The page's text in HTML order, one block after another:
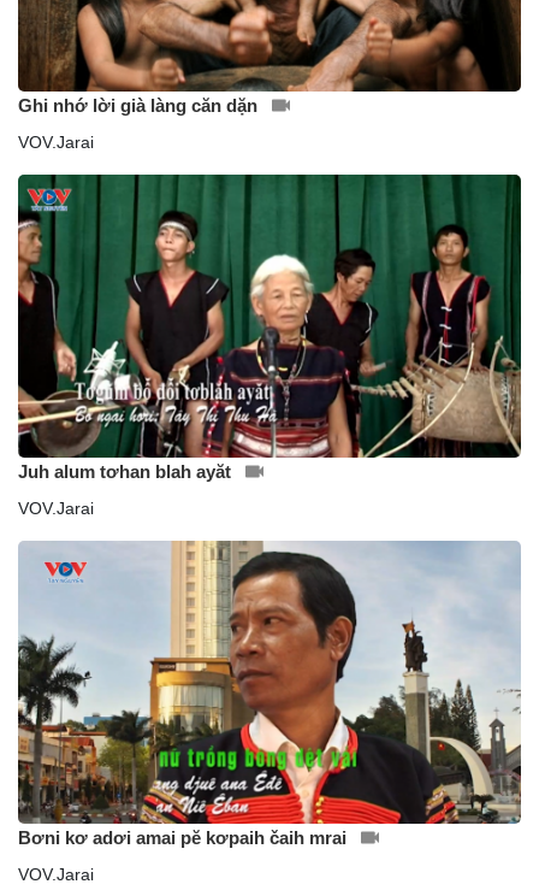
Ghi nhớ lời già làng căn dặn
VOV.Jarai
Juh alum tơhan blah ayăt
VOV.Jarai
Bơni kơ adơi amai pĕ kơpaih čaih mrai
VOV.Jarai